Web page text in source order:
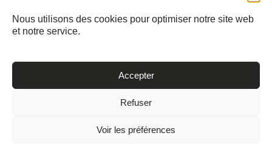
Nous utilisons des cookies pour optimiser notre site web
et notre service.
Accepter
Refuser
Voir les préférences
Contact
Données personnelles
Mentions légales
Une création